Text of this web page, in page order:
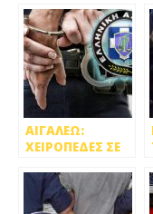
ΑΙΓΑΛΕΩ:
ΧΕΙΡΟΠΕΔΕΣ ΣΕ
«ΠΟΝΤΙΚΟ»